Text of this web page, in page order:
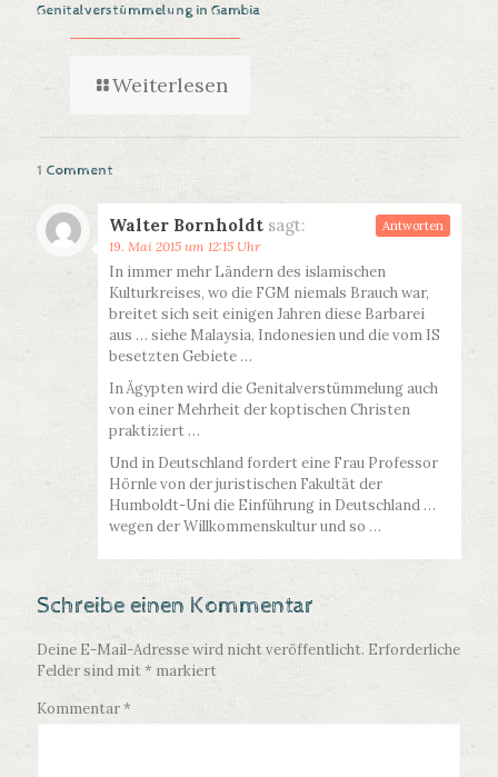
Genitalverstümmelung in Gambia
Weiterlesen
1 Comment
Walter Bornholdt sagt:
19. Mai 2015 um 12:15 Uhr
In immer mehr Ländern des islamischen
Kulturkreises, wo die FGM niemals Brauch war,
breitet sich seit einigen Jahren diese Barbarei
aus … siehe Malaysia, Indonesien und die vom IS
besetzten Gebiete …
In Ägypten wird die Genitalverstümmelung auch
von einer Mehrheit der koptischen Christen
praktiziert …
Und in Deutschland fordert eine Frau Professor
Hörnle von der juristischen Fakultät der
Humboldt-Uni die Einführung in Deutschland …
wegen der Willkommenskultur und so …
Antworten
Schreibe einen Kommentar
Deine E-Mail-Adresse wird nicht veröffentlicht. Erforderliche
Felder sind mit* markiert
Kommentar*